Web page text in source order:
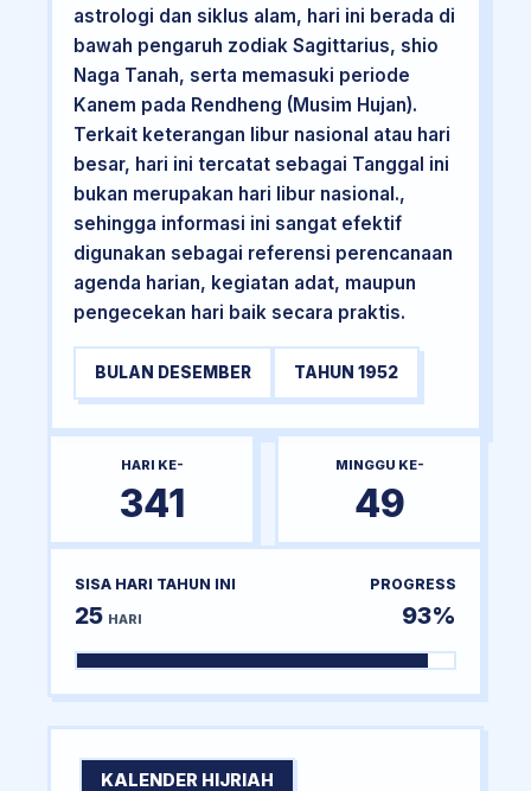
astrologi dan siklus alam, hari ini berada di
bawah pengaruh zodiak Sagittarius, shio
Naga Tanah, serta memasuki periode
Kanem pada Rendheng (Musim Hujan).
Terkait keterangan libur nasional atau hari
besar, hari ini tercatat sebagai Tanggal ini
bukan merupakan hari libur nasional.,
sehingga informasi ini sangat efektif
digunakan sebagai referensi perencanaan
agenda harian, kegiatan adat, maupun
pengecekan hari baik secara praktis.
BULAN DESEMBER TAHUN 1952
HARI KE-
341
MINGGU KE-
49
SISA HARI TAHUN INI
25 HARI
PROGRESS
93%
KALENDER HIJRIAH